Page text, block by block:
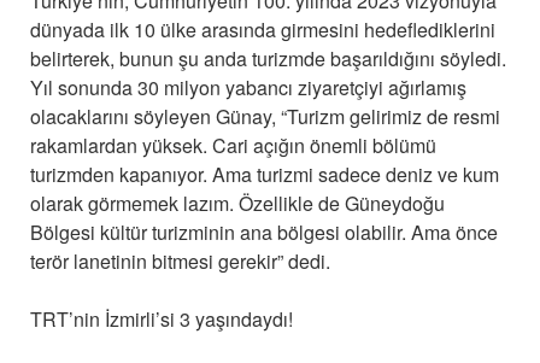
dünyada ilk 10 ülke arasında girmesini hedeflediklerini
belirterek, bunun şu anda turizmde başarıldığını söyledi.
Yıl sonunda 30 milyon yabancı ziyaretçiyi ağırlamış
olacaklarını söyleyen Günay, “Turizm gelirimiz de resmi
rakamlardan yüksek. Cari açığın önemli bölümü
turizmden kapanıyor. Ama turizmi sadece deniz ve kum
olarak görmemek lazım. Özellikle de Güneydoğu
Bölgesi kültür turizminin ana bölgesi olabilir. Ama önce
terör lanetinin bitmesi gerekir” dedi.
TRT’nin İzmirli’si 3 yaşındaydı!